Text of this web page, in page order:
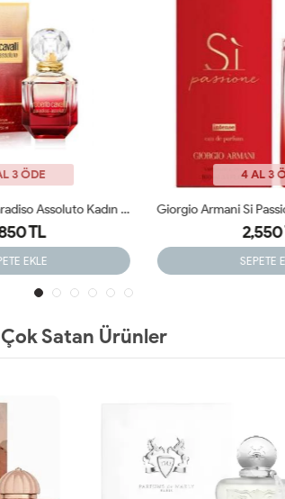
Roberto Cavalli Paradiso Assoluto Kadın Parfüm ARC JLT
4 AL 3 ÖDE
SEPETE EKLE
Çok Satan Ürünler